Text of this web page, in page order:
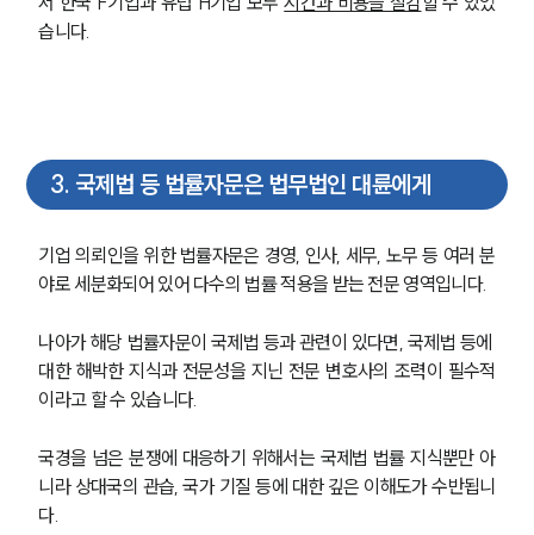
습니다.
3. 국제법 등 법률자문은 법무법인 대륜에게
기업 의뢰인을 위한 법률자문은 경영, 인사, 세무, 노무 등 여러 분
야로 세분화되어 있어 다수의 법률 적용을 받는 전문 영역입니다.
나아가 해당 법률자문이 국제법 등과 관련이 있다면, 국제법 등에
대한 해박한 지식과 전문성을 지닌 전문 변호사의 조력이 필수적
이라고 할 수 있습니다.
국경을 넘은 분쟁에 대응하기 위해서는 국제법 법률 지식뿐만 아
니라 상대국의 관습, 국가 기질 등에 대한 깊은 이해도가 수반됩니
다.